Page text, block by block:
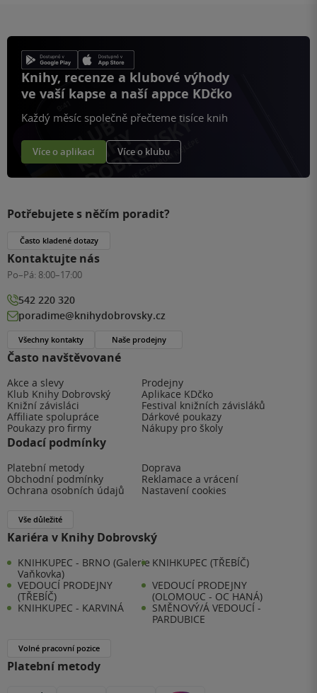
Knihy, recenze a klubové výhody
ve vaší kapse a naší appce KDčko
Každý měsíc společně přečteme tisíce knih
Více o aplikaci Více o klubu
Často navštěvované
Akce a slevy
Prodejny
Klub Knihy Dobrovský
Aplikace KDčko
Knižní závisláci
Festival knižních závisláků
Affiliate spolupráce
Dárkové poukazy
Poukazy pro firmy
Nákupy pro školy
Dodací podmínky
Platební metody
Doprava
Obchodní podmínky
Reklamace a vrácení
Ochrana osobních údajů
Nastavení cookies
Vše důležité
Kariéra v Knihy Dobrovský
KNIHKUPEC - BRNO (Galerie
Vaňkovka)
KNIHKUPEC (TŘEBÍČ)
VEDOUCÍ PRODEJNY
(TŘEBÍČ)
VEDOUCÍ PRODEJNY
(OLOMOUC - OC HANÁ)
KNIHKUPEC - KARVINÁ
SMĚNOVÝ/Á VEDOUCÍ -
PARDUBICE
Volné pracovní pozice
Platební metody
Potřebujete s něčím poradit?
Často kladené dotazy
Kontaktujte nás
Po–Pá: 8:00–17:00
542 220 320
poradime@knihydobrovsky.cz
Všechny kontakty Naše prodejny